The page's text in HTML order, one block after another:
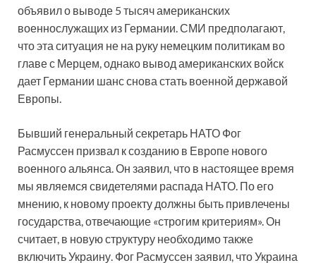
объявил о выводе 5 тысяч американских
военнослужащих из Германии. СМИ предполагают,
что эта ситуация не на руку немецким политикам во
главе с Мерцем, однако вывод американских войск
дает Германии шанс снова стать военной державой
Европы.
Бывший генеральный секретарь НАТО Фог
Расмуссен призвал к созданию в Европе нового
военного альянса. Он заявил, что в настоящее время
мы являемся свидетелями распада НАТО. По его
мнению, к новому проекту должны быть привлечены
государства, отвечающие «строгим критериям». Он
считает, в новую структуру необходимо также
включить Украину. Фог Расмуссен заявил, что Украина